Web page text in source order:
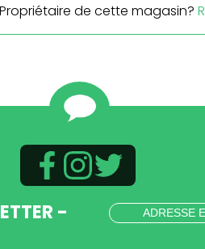
Propriétaire de cette magasin?
-